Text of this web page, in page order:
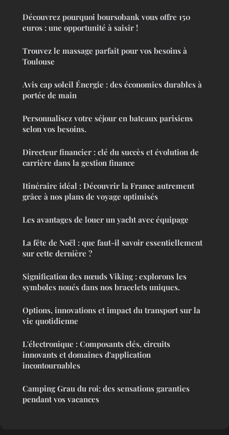
Découvrez pourquoi boursobank vous offre 150
euros : une opportunité à saisir !
Trouvez le massage parfait pour vos besoins à
Toulouse
Avis cap soleil Énergie : des économies durables à
portée de main
Personnalisez votre séjour en bateaux parisiens
selon vos besoins.
Directeur financier : clé du succès et évolution de
carrière dans la gestion finance
Itinéraire idéal : Découvrir la France autrement
grâce à nos plans de voyage optimisés
Les avantages de louer un yacht avec équipage
La fête de Noël : que faut-il savoir essentiellement
sur cette dernière ?
Signification des nœuds Viking : explorons les
symboles noués dans nos bracelets uniques.
Options, innovations et impact du transport sur la
vie quotidienne
L'électronique : Composants clés, circuits
innovants et domaines d'application
incontournables
Camping Grau du roi: des sensations garanties
pendant vos vacances